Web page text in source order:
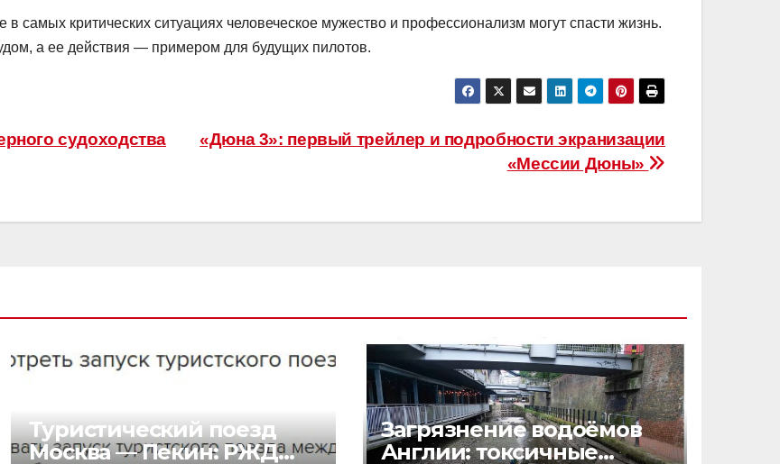
самых критических ситуациях человеческое мужество и профессионализм могут спасти жизнь.
а ее действия — примером для будущих пилотов.
«Дюна 3»: первый трейлер и подробности экранизации
«Мессии Дюны»
судоходства
Туристический поезд
Москва — Пекин: РЖД
Загрязнение водоёмов
Англии: токсичные